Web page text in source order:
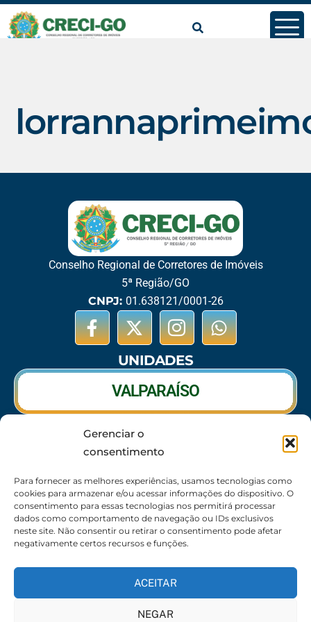
Gerenciar o
consentimento
Para fornecer as melhores experiências, usamos tecnologias como
cookies para armazenar e/ou acessar informações do dispositivo. O
consentimento para essas tecnologias nos permitirá processar
dados como comportamento de navegação ou IDs exclusivos
neste site. Não consentir ou retirar o consentimento pode afetar
negativamente certos recursos e funções.
ACEITAR
NEGAR
conteúdo
Conselho Regional de Corretores de Imóveis
5ª Região/GO
CNPJ: 01.638121/0001-26
UNIDADES
VALPARAÍSO
RIO VERDE
CALDAS NOVAS
SEDE
62 3095-6530 / 62 3236-7350 / 62 99643-1994
(Somente WhatsApp)
Atendimento:8:30h às 17:30h